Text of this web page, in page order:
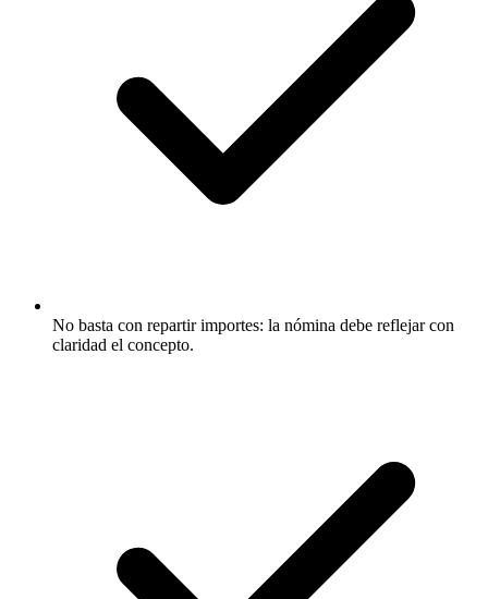
No basta con repartir importes: la nómina debe reflejar con
claridad el concepto.